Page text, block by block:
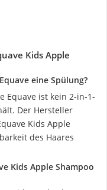
Kids Apple
eine Spülung?
Equave ist kein 2-in-1-
Der Hersteller
Kids Apple
des Haares
Kids Apple Shampoo